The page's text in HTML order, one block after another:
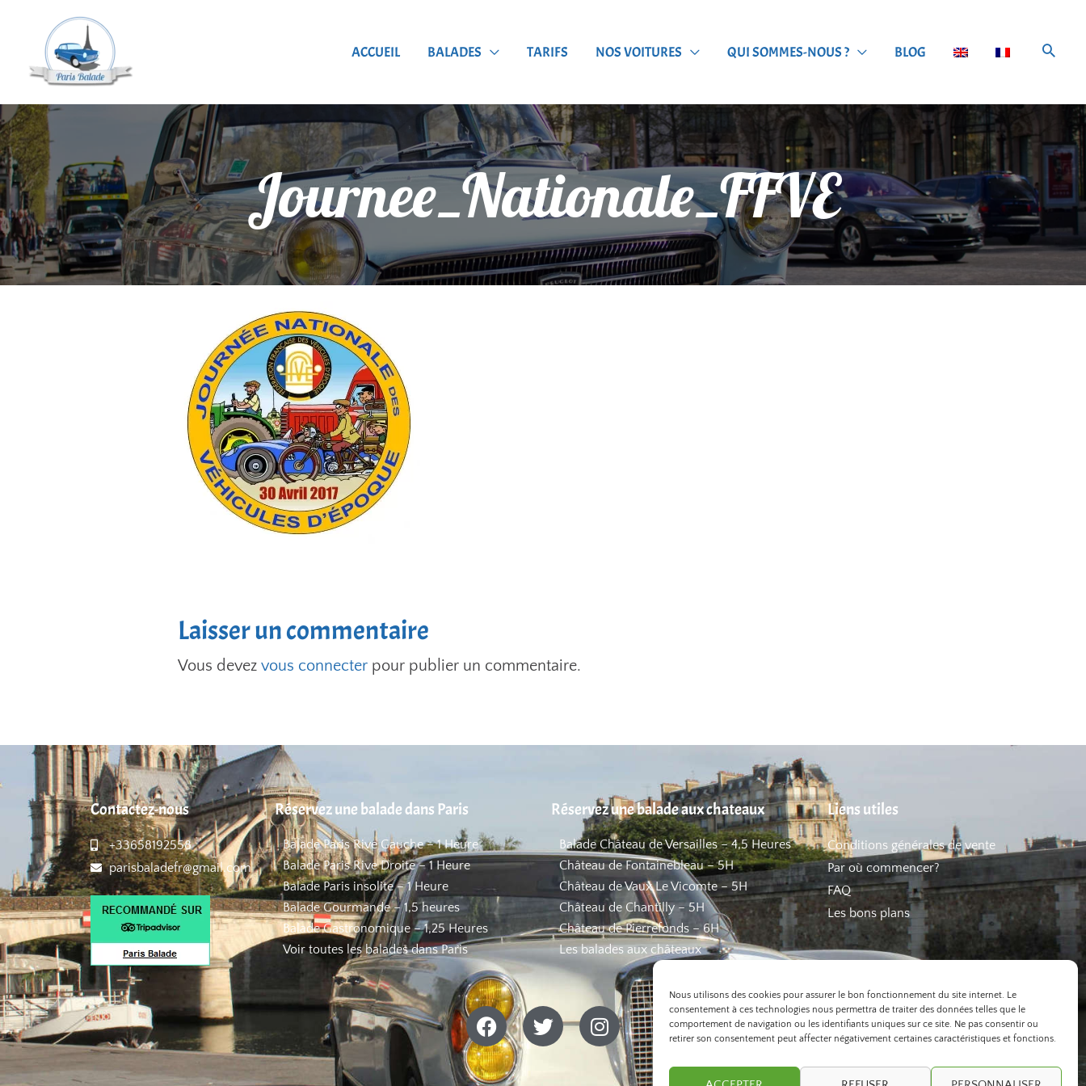
Nous utilisons des cookies pour assurer le bon fonctionnement du site internet. Le
consentement à ces technologies nous permettra de traiter des données telles que le
comportement de navigation ou les identifiants uniques sur ce site. Ne pas consentir ou
retirer son consentement peut affecter négativement certaines caractéristiques et fonctions.
ACCUEIL BALADES TARIFS NOS VOITURES QUI SOMMES-NOUS ? BLOG
Journee_Nationale_FFVE
Laisser un commentaire
Vous devezvous connecter pour publier un commentaire.
Contactez-nous
+33658192558
parisbaladefr@gmail.com
Réservez une balade dans Paris
Balade Paris Rive Gauche – 1 Heure
Balade Paris Rive Droite – 1 Heure
Balade Paris insolite – 1 Heure
Balade Gourmande – 1,5 heures
Balade Gastronomique – 1,25 Heures
Voir toutes les balades dans Paris
Réservez une balade aux chateaux
Balade Château de Versailles – 4,5 Heures
Château de Fontainebleau – 5H
Château de Vaux Le Vicomte – 5H
Château de Chantilly – 5H
Château de Pierrefonds – 6H
Les balades aux châteaux
Liens utiles
Conditions générales de vente
Par où commencer?
FAQ
Les bons plans